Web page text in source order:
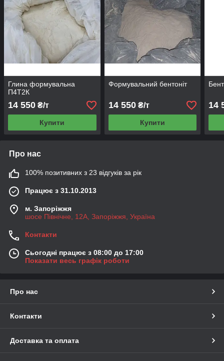
Глина формувальна
П4Т2К
14 550 ₴/т
Купити
Формувальний бентоніт
14 550₴/т
Купити
14
Про нас
100% позитивних з 23 відгуків за рік
Працює з 31.10.2013
м. Запоріжжя
шосе Північне, 12А, Запоріжжя, Україна
Контакти
Сьогодні працює з 08:00 до 17:00
Показати весь графік роботи
Про нас
Контакти
Доставка та оплата